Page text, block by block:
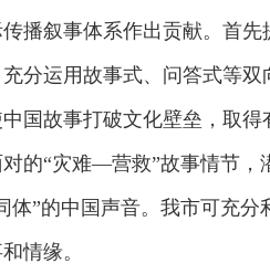
播叙事体系作出贡献。首先
分运用故事式、问答式等双
国故事打破文化壁垒，取得
的“灾难—营救”故事情节，
”的中国声音。我市可充分
情缘。